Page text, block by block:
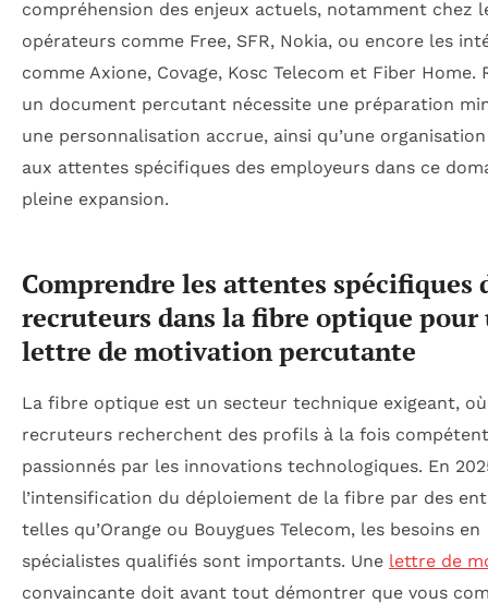
compréhension des enjeux actuels, notamment chez
opérateurs comme Free, SFR, Nokia, ou encore les
comme Axione, Covage, Kosc Telecom et Fiber Home.
un document percutant nécessite une préparation
une personnalisation accrue, ainsi qu’une
aux attentes spécifiques des employeurs dans ce
pleine expansion.
Comprendre les attentes spécifiques
recruteurs dans la fibre optique pour
lettre de motivation percutante
La fibre optique est un secteur technique exigeant,
recruteurs recherchent des profils à la fois
passionnés par les innovations technologiques. En
l’intensification du déploiement de la fibre par des
telles qu’Orange ou Bouygues Telecom, les besoins en
spécialistes qualifiés sont importants. Une lettre de
convaincante doit avant tout démontrer que vous